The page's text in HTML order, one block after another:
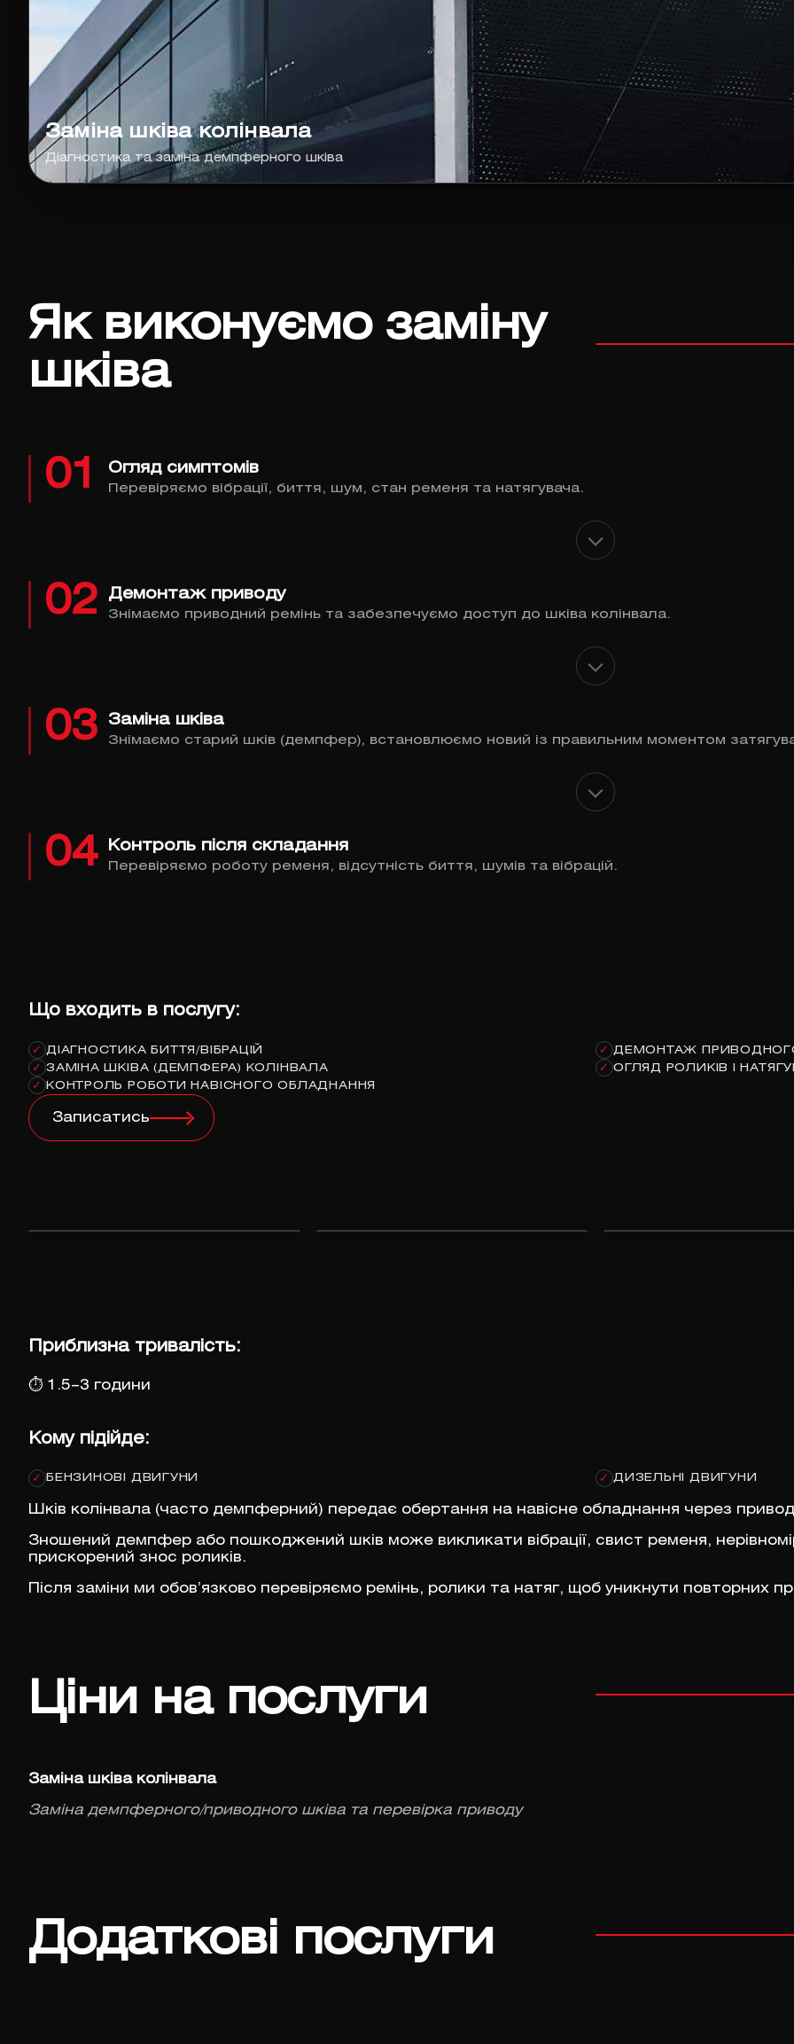
Заміна шківа колінвала
Діагностика та заміна демпферного шківа
Як виконуємо заміну
шківа
01 Огляд симптомів
Перевіряємо вібрації, биття, шум, стан ременя та натягувача.
02 Демонтаж приводу
Знімаємо приводний ремінь та забезпечуємо доступ до шківа колінвала.
03 Заміна шківа
Знімаємо старий шків (демпфер), встановлюємо новий із правильним моментом
04 Контроль після складання
Перевіряємо роботу ременя, відсутність биття, шумів та вібрацій.
Що входить в послугу:
✓ ДІАГНОСТИКА БИТТЯ/ВІБРАЦІЙ ✓
ДЕМОНТАЖ
✓
ЗАМІНА ШКІВА (ДЕМПФЕРА) КОЛІНВАЛА ✓
ОГЛЯД РОЛИКІВ І
✓
КОНТРОЛЬ РОБОТИ НАВІСНОГО ОБЛАДНАННЯ
Записатись
Приблизна тривалість:
⏱ 1.5–3 години
Кому підійде:
✓ БЕНЗИНОВІ ДВИГУНИ ✓ ДИЗЕЛЬНІ ДВИГУНИ
Шків колінвала (часто демпферний) передає обертання на навісне обладнання через
Зношений демпфер або пошкоджений шків може викликати вібрації, свист ременя,
прискорений знос роликів.
Після заміни ми обов’язково перевіряємо ремінь, ролики та натяг, щоб уникнути повторних
Ціни на послуги
Заміна шківа колінвала
Заміна демпферного/приводного шківа та перевірка приводу
Додаткові послуги